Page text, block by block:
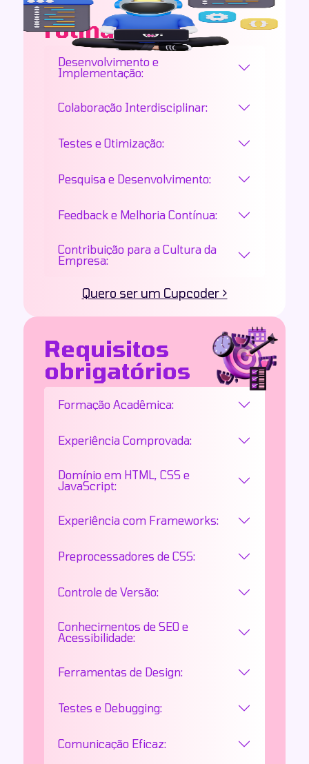
Sua
rotina
Desenvolvimento e
Implementação:
Colaboração Interdisciplinar:
Testes e Otimização:
Pesquisa e Desenvolvimento:
Feedback e Melhoria Contínua:
Contribuição para a Cultura da
Empresa:
Quero ser um Cupcoder >
Requisitos
obrigatórios
Formação Acadêmica:
Experiência Comprovada:
Domínio em HTML, CSS e
JavaScript:
Experiência com Frameworks:
Preprocessadores de CSS:
Controle de Versão:
Conhecimentos de SEO e
Acessibilidade:
Ferramentas de Design:
Testes e Debugging:
Comunicação Eficaz: